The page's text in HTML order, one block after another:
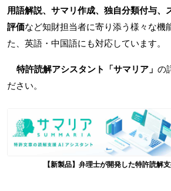
用語解説、サマリ作成、独自分類付与、
評価など知財担当者に寄り添う様々な機
た、英語・中国語にも対応しています。
特許読解アシスタント「サマリア」 の
ださい。
【新製品】弁理士が開発した特許読解